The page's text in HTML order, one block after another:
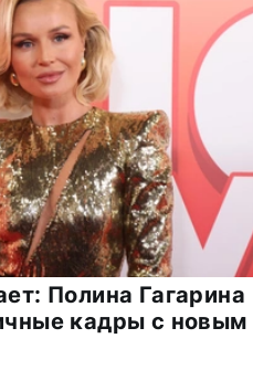
Полина Гагарина
кадры с новым